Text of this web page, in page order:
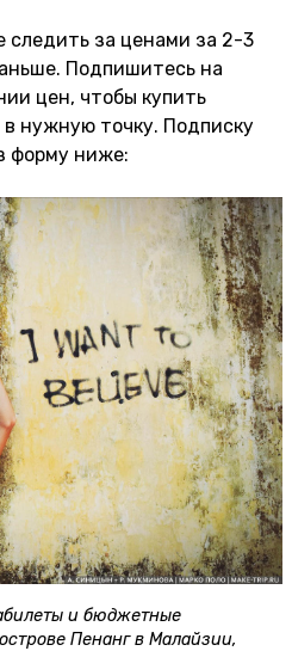
следить за ценами за 2-3
Подпишитесь на
цен, чтобы купить
нужную точку. Подписку
форму ниже:
и бюджетные
Пенанг в Малайзии,